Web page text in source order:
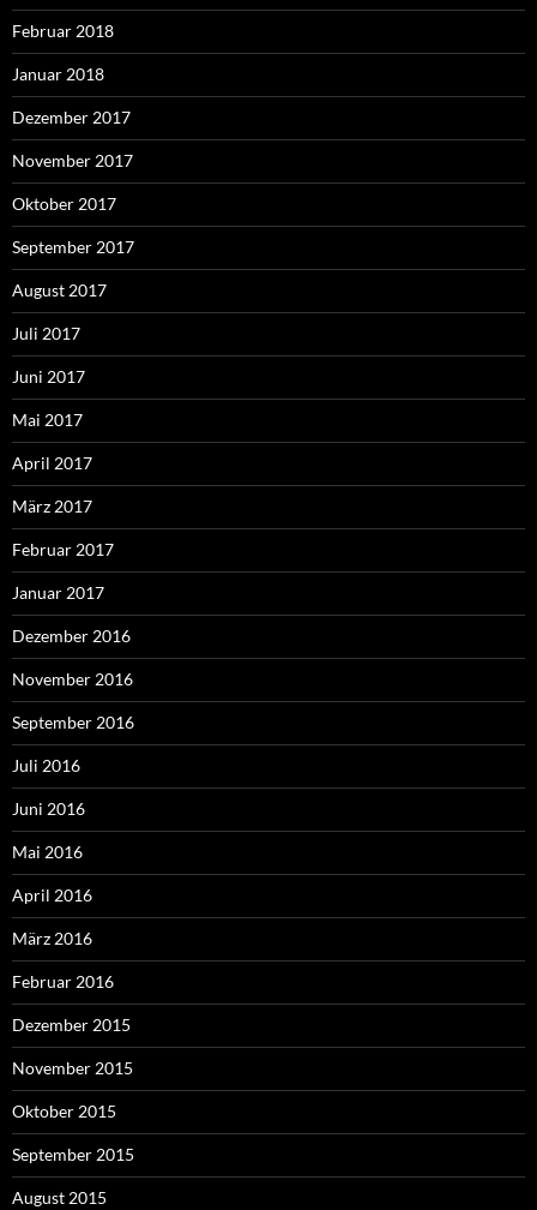
Februar 2018
Januar 2018
Dezember 2017
November 2017
Oktober 2017
September 2017
August 2017
Juli 2017
Juni 2017
Mai 2017
April 2017
März 2017
Februar 2017
Januar 2017
Dezember 2016
November 2016
September 2016
Juli 2016
Juni 2016
Mai 2016
April 2016
März 2016
Februar 2016
Dezember 2015
November 2015
Oktober 2015
September 2015
August 2015